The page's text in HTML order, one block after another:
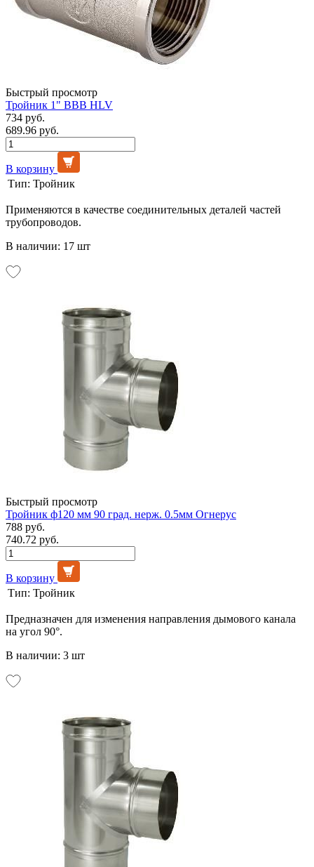
Быстрый просмотр
Тройник 1" ВВВ HLV
734 руб.
689.96 руб.
В корзину
Тип: Тройник
Применяются в качестве соединительных деталей частей
трубопроводов.
В наличии: 17 шт
Быстрый просмотр
Тройник ф120 мм 90 град. нерж. 0.5мм Огнерус
788 руб.
740.72 руб.
В корзину
Тип: Тройник
Предназначен для изменения направления дымового канала
на угол 90°.
В наличии: 3 шт